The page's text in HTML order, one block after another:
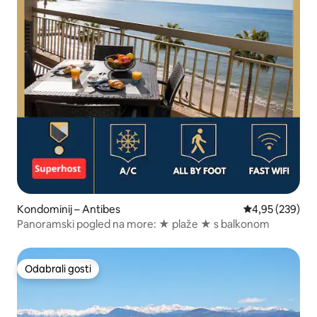
Kondominij – Antibes Prosječna
4,95 (239)
Panoramski pogled na more: ★ plaže ★ s balkonom
Odabrali gosti
Odabrali gosti